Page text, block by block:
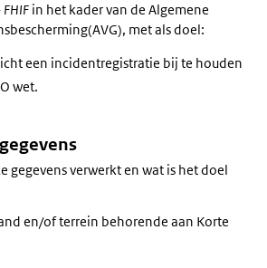
FHIF in het kader van de Algemene
met als doel:
een incidentregistratie bij te houden
wet.
gegevens verwerkt en wat is het doel
en/of terrein behorende aan Korte